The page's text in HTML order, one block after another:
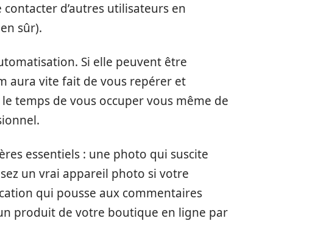
d’autres utilisateurs en
sûr).
Si elle peuvent être
aura vite fait de vous repérer et
temps de vous occuper vous même de
essentiels : une photo qui suscite
un vrai appareil photo si votre
qui pousse aux commentaires
produit de votre boutique en ligne par